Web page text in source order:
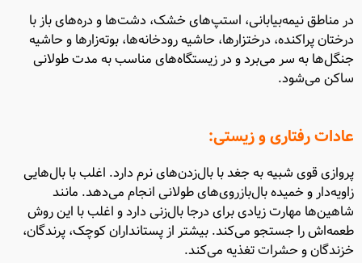
در مناطق نیمه‌بیابانی، استپ‌های خشک، دشت‌ها و دره‌های باز با
درختان پراکنده، درختزارها، حاشیه رودخانه‌ها، بوته‌زارها و حاشیه
جنگل‌ها به سر می‌برد و در زیستگاه‌های مناسب به مدت طولانی
ساکن می‌شود.
عادات رفتاری و زیستی:
پروازی قوی شبیه به جغد با بال‌زدن‌های نرم دارد. اغلب با بال‌هایی
زاویه‌دار و خمیده بال‌بازروی‌های طولانی انجام می‌دهد. مانند
شاهین‌ها مهارت زیادی برای درجا بال‌زنی دارد و اغلب با این روش
طعمه‌اش را جستجو می‌کند. بیشتر از پستانداران کوچک، پرندگان،
خزندگان و حشرات تغذیه می‌کند.